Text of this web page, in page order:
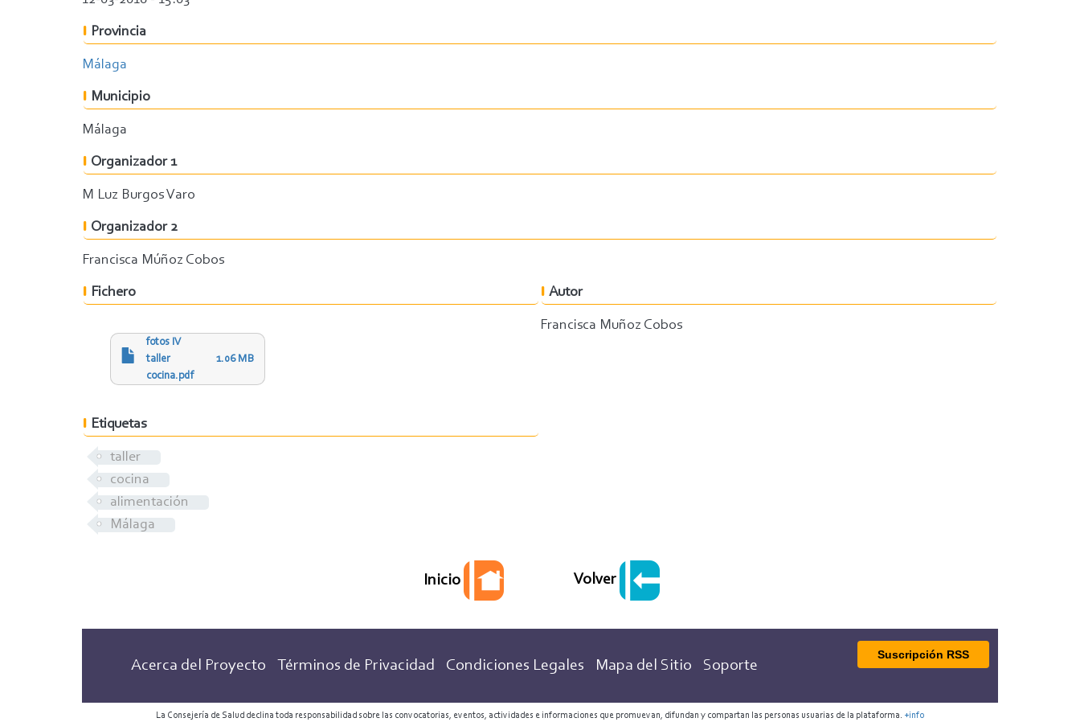
Provincia
Málaga
Municipio
Málaga
Organizador 1
M Luz Burgos Varo
Organizador 2
Francisca Múñoz Cobos
Fichero
fotos IV
taller
cocina.pdf
1.06 MB
Etiquetas
taller
cocina
alimentación
Málaga
Autor
Francisca Muñoz Cobos
Inicio Volver
Acerca del Proyecto Términos de Privacidad Condiciones Legales Mapa del Sitio Soporte
Suscripción RSS
La Consejería de Salud declina toda responsabilidad sobre las convocatorias, eventos, actividades e informaciones que promuevan, difundan y compartan las personas usuarias de la plataforma. +info